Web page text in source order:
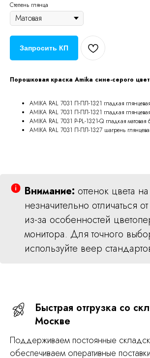
Степень глянца
Запросить КП
Порошковая краска Amika сине-серого
AMIKA RAL 7031 П-ПЛ-1321 гладкая
AMIKA RAL 7031 П-ПЛ-1321 гладкая
AMIKA RAL 7031 P-PL-1321-Q гладкая матовая
AMIKA RAL 7031 П-ПЛ-1327 шагрень
Внимание: оттенок цвета
незначительно отличаться
из-за особенностей
монитора. Для точного
используйте веер
Быстрая отгрузка со
Москве
Поддерживаем постоянные
обеспечиваем оперативные